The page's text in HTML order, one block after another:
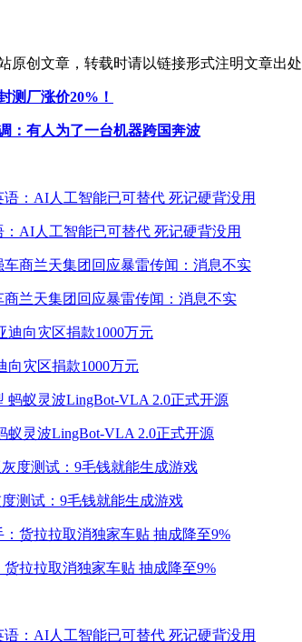
原创文章，转载时请以链接形式注明文章出处
测厂涨价20%！
：有人为了一台机器跨国奔波
AI人工智能已可替代 死记硬背没用
兰天集团回应暴雷传闻：消息不实
向灾区捐款1000万元
蚁灵波LingBot-VLA 2.0正式开源
测试：9毛钱就能生成游戏
拉拉取消独家车贴 抽成降至9%